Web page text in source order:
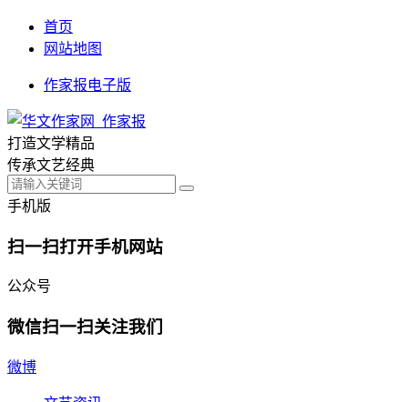
首页
网站地图
作家报电子版
打造文学精品
传承文艺经典
手机版
扫一扫打开手机网站
公众号
微信扫一扫关注我们
微博